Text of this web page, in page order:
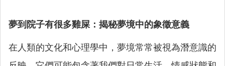
夢到院子有很多雞屎：揭秘夢境中的象徵意義
在人類的文化和心理學中，夢境常常被視為潛意識的